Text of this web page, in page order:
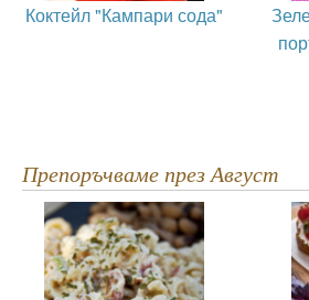
Коктейл "Кампари сода"
Препоръчваме през Август